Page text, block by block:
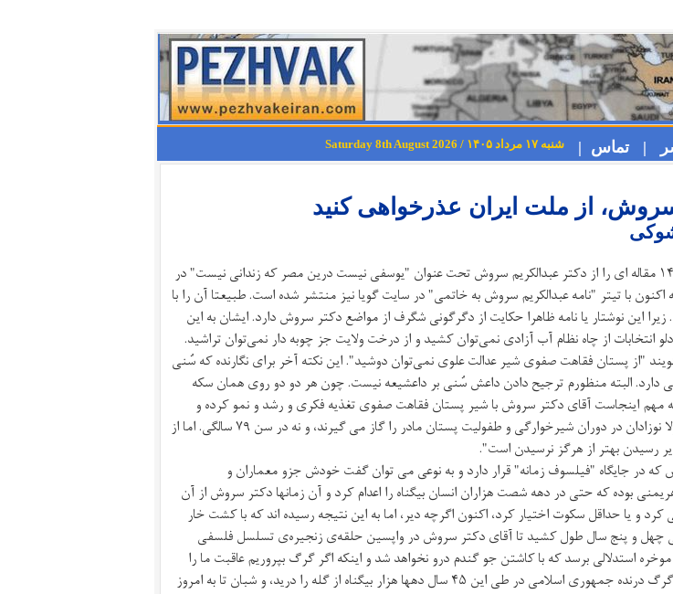
| تماس | شنبه ۱۷ مرداد ۱۴۰۵ / Saturday 8th August 2026
سروش، از ملت ایران عذرخواهی کنید
یکشنبه ۲۰ اسفند ۱۴۰۲ مقاله ای را از دکتر عبدالکریم سروش تحت عنوان "یوسفی نیست درین مصر که زندانی نیست" در
با تیتر "نامه عبدالکریم سروش به خاتمی" در سایت گویا نیز منتشر شده است. طبیعتا آن را با
این نوشتار یا نامه ظاهرا حکایت از دگرگونی شگرف از مواضع دکتر سروش دارد. ایشان به این
انتخابات از چاه نظام آب آزادی نمی‌توان کشید و از درخت ولایت جز چوبه دار نمی‌توان تراشید.
"از پستان فقاهت صفوی شیر عدالت علوی نمی‌توان دوشید". این نکته آخر برای نگارنده که سُنی
دارد. البته منظورم ترجیح دادن داعش سُنی بر داعشیعه نیست. چون هر دو دو روی همان سکه
مهم اینجاست آقای دکتر سروش با شیر پستان فقاهت صفوی تغذیه فکری و رشد و نمو کرده و
بزرگ شده است. معمولا نوزادان در دوران شیرخوارگی و طفولیت پستان مادر را گاز می گیرند، و نه در سن ٧٩ سالگی. اما از
رسیدن بهتر از هرگز نرسیدن است".
در جایگاه "فیلسوف زمانه" قرار دارد و به نوعی می توان گفت خودش جزو معماران و
بوده که حتی در دهه شصت هزاران انسان بیگناه را اعدام کرد و آن زمانها دکتر سروش از آن
و یا حداقل سکوت اختیار کرد، اکنون اگرچه دیر، اما به این نتیجه رسیده اند که با کشت خار
چهل و پنج سال طول کشید تا آقای دکتر سروش در واپسین حلقه‌ی زنجیره‌ی تسلسل فلسفی
استدلالی برسد که با کاشتن جو گندم درو نخواهد شد و اینکه اگر گرگ بپروریم عاقبت ما را
خواهد درید. متاسفانه گرگ درنده جمهوری اسلامی در طی این ٤۵ سال دهها هزار بیگناه از گله را درید، و شبان تا به امروز